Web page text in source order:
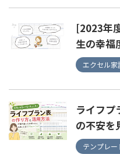
[2023年
生の幸福
エクセル家
ライフプ
の不安を
テンプレー